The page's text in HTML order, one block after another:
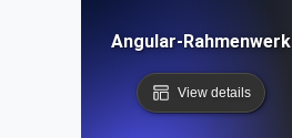
Angular-Rahmenwerk
View details